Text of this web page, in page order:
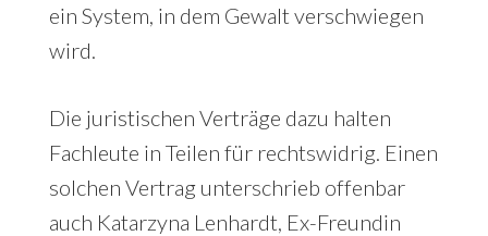
ein System, in dem Gewalt verschwiegen
wird.
Die juristischen Verträge dazu halten
Fachleute in Teilen für rechtswidrig. Einen
solchen Vertrag unterschrieb offenbar
auch Katarzyna Lenhardt, Ex-Freundin